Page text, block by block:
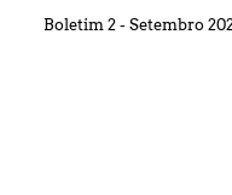
Boletim 2 - Setembro